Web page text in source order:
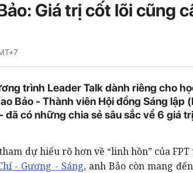
Giá trị cốt lõi cũng
trình Leader Talk dành riêng cho
Bảo - Thành viên Hội đồng Sáng lập
đã có những chia sẻ sâu sắc về 6 giá
dự hiểu rõ hơn về “linh hồn” của
- Gương - Sáng, anh Bảo còn mang